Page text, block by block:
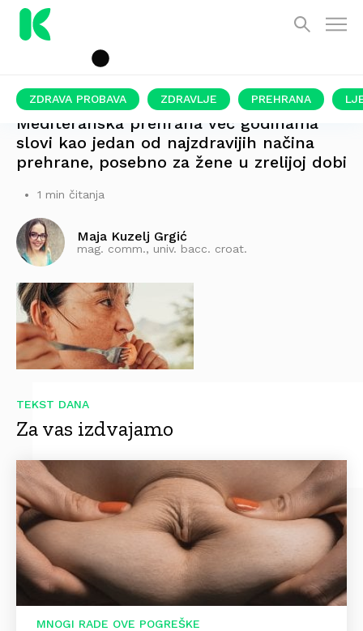
ZDRAVA PROBAVA ZDRAVLJE PREHRANA
Mediteranska prehrana već godinama
slovi kao jedan od najzdravijih načina
prehrane, posebno za žene u zrelijoj dobi
1 min čitanja
Maja Kuzelj Grgić
mag. comm., univ. bacc. croat.
TEKST DANA
Za vas izdvajamo
MNOGI RADE OVE POGREŠKE